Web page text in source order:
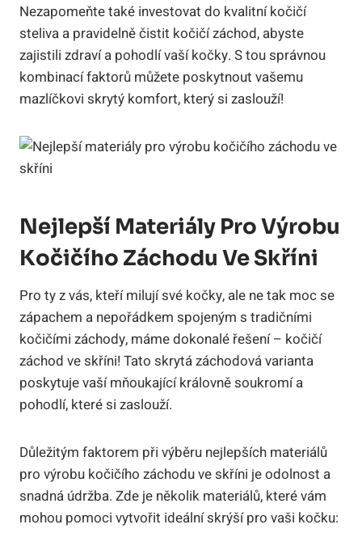
Nezapomeňte také investovat do kvalitní kočičí
steliva a pravidelně čistit kočičí záchod, abyste
zajistili zdraví a pohodlí vaší kočky. S tou správnou
kombinací faktorů můžete poskytnout vašemu
mazlíčkovi skrytý komfort, který si zaslouží!
Nejlepší Materiály Pro Výrobu
Kočičího Záchodu Ve Skříni
Pro ty z vás, kteří milují své kočky, ale ne tak moc se
zápachem a nepořádkem spojeným s tradičními
kočičími záchody, máme dokonalé řešení – kočičí
záchod ve skříni! Tato skrytá záchodová varianta
poskytuje vaší mňoukající královně soukromí a
pohodlí, které si zaslouží.
Důležitým faktorem při výběru nejlepších materiálů
pro výrobu kočičího záchodu ve skříni je odolnost a
snadná údržba. Zde je několik materiálů, které vám
mohou pomoci vytvořit ideální skrýší pro vaši kočku: